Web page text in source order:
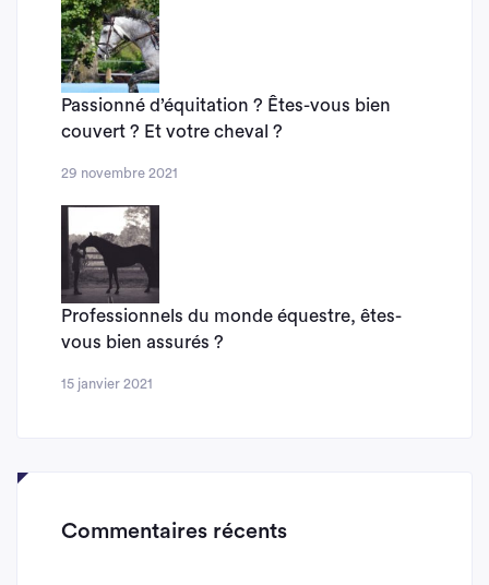
Passionné d’équitation ? Êtes-vous bien
couvert ? Et votre cheval ?
29 novembre 2021
Professionnels du monde équestre, êtes-
vous bien assurés ?
15 janvier 2021
Commentaires récents